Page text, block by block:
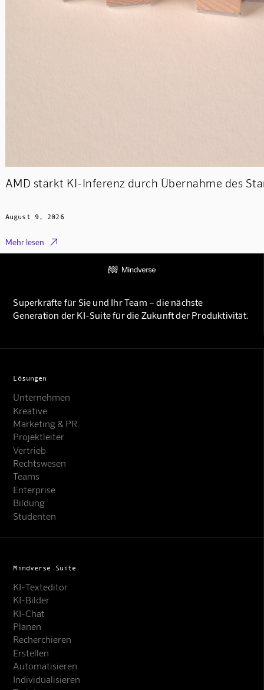
AMD stärkt KI-Inferenz durch Übernahme des
August 9, 2026
Mehr lesen 
Superkräfte für Sie und Ihr Team – die nächste
Generation der KI-Suite für die Zukunft der Produktivität.
Lösungen
Unternehmen
Kreative
Marketing & PR
Projektleiter
Vertrieb
Rechtswesen
Teams
Enterprise
Bildung
Studenten
Mindverse Suite
KI-Texteditor
KI-Bilder
KI-Chat
Planen
Recherchieren
Erstellen
Automatisieren
Individualisieren